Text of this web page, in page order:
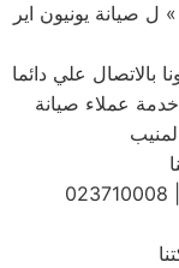
صيانة يونيون اير
علي دائما
عملاء صيانة
023710008